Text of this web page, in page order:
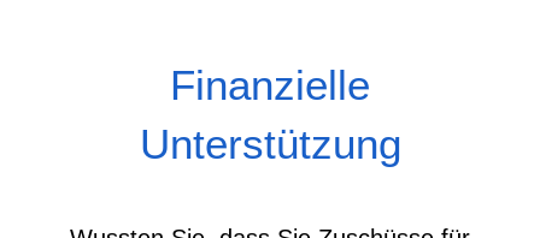
Finanzielle
Unterstützung